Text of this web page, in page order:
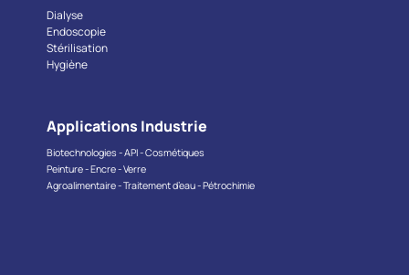
Dialyse
Endoscopie
Stérilisation
Hygiène
Applications Industrie
Biotechnologies - API - Cosmétiques
Peinture - Encre - Verre
Agroalimentaire - Traitement d’eau - Pétrochimie